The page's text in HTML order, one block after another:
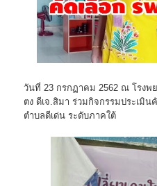
วันที่ 23 กรกฏาคม 2562 ณ โรงพ
ตง ดีเจ.สิมา ร่วมกิจกรรมประเมิน
ตำบลดีเด่น ระดับภาคใต้